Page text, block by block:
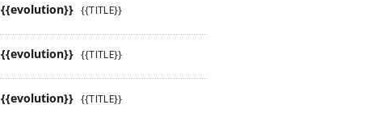
{{evolution}} {{TITLE}}
{{evolution}} {{TITLE}}
{{evolution}} {{TITLE}}